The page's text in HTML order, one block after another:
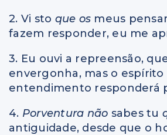
2. Vi sto que os meus
fazem responder, eu me
3. Eu ouvi a repreensão,
envergonha, mas o espírito
entendimento responderá
4. Porventura não sabes tu
antiguidade, desde que o